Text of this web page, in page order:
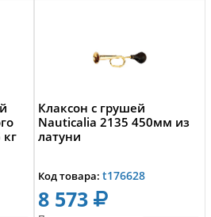
Клаксон с грушей
Nauticalia 2135 450мм из
латуни
Код товара: t176628
8 573